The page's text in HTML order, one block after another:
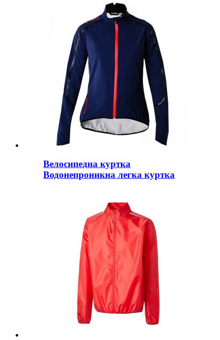
Велосипедна куртка
Водонепроникна легка куртка